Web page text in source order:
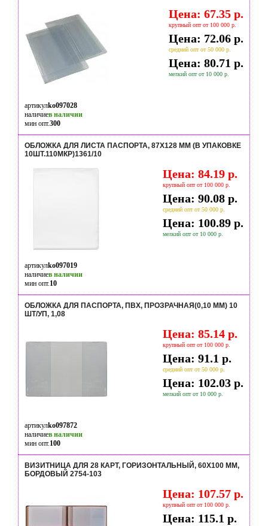
Цена: 67.35 р.
крупный опт от 100 000 р.
Цена: 72.06 р.
средний опт от 50 000 р.
Цена: 80.71 р.
мелкий опт от 10 000 р.
артикулko097028
наличиев наличии
мин опт.300
ОБЛОЖКА ДЛЯ ЛИСТА ПАСПОРТА, 87X128 ММ (В УПАКОВКЕ
10ШТ.110МКР)1361/10
Цена: 84.19 р.
крупный опт от 100 000 р.
Цена: 90.08 р.
средний опт от 50 000 р.
Цена: 100.89 р.
мелкий опт от 10 000 р.
артикулko097019
наличиев наличии
мин опт.10
ОБЛОЖКА ДЛЯ ПАСПОРТА, ПВХ, ПРОЗРАЧНАЯ(0,10 ММ) 10
ШТ/УП, 1,08
Цена: 85.14 р.
крупный опт от 100 000 р.
Цена: 91.1 р.
средний опт от 50 000 р.
Цена: 102.03 р.
мелкий опт от 10 000 р.
артикулko097872
наличиев наличии
мин опт.100
ВИЗИТНИЦА ДЛЯ 28 КАРТ, ГОРИЗОНТАЛЬНЫЙ, 60X100 ММ,
БОРДОВЫЙ 2754-103
Цена: 107.57 р.
крупный опт от 100 000 р.
Цена: 115.1 р.